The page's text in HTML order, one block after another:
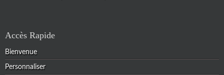
Accès Rapide
Bienvenue
Personnaliser